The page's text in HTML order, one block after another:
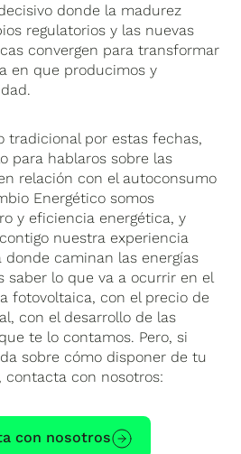
donde la madurez
regulatorios y las nuevas
convergen para transformar
en que producimos y
tradicional por estas fechas,
para hablaros sobre las
relación con el autoconsumo
Energético somos
y eficiencia energética, y
nuestra experiencia
donde caminan las energías
saber lo que va a ocurrir en el
fotovoltaica, con el precio de
con el desarrollo de las
te lo contamos. Pero, si
sobre cómo disponer de tu
contacta con nosotros:
con nosotros